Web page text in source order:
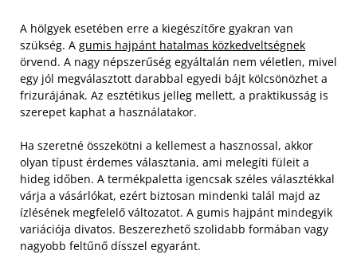
A hölgyek esetében erre a kiegészítőre gyakran van
szükség. A gumis hajpánt hatalmas közkedveltségnek
örvend. A nagy népszerűség egyáltalán nem véletlen, mivel
egy jól megválasztott darabbal egyedi bájt kölcsönözhet a
frizurájának. Az esztétikus jelleg mellett, a praktikusság is
szerepet kaphat a használatakor.
Ha szeretné összekötni a kellemest a hasznossal, akkor
olyan típust érdemes választania, ami melegíti füleit a
hideg időben. A termékpaletta igencsak széles választékkal
várja a vásárlókat, ezért biztosan mindenki talál majd az
ízlésének megfelelő változatot. A gumis hajpánt mindegyik
variációja divatos. Beszerezhető szolidabb formában vagy
nagyobb feltűnő dísszel egyaránt.